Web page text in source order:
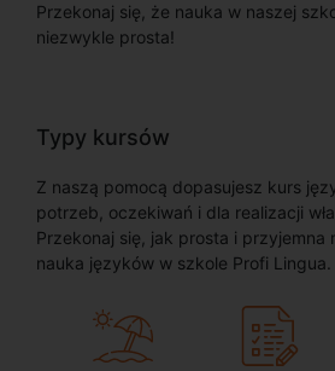
Przekonaj się, że nauka w naszej
niezwykle prosta!
Typy kursów
Z naszą pomocą dopasujesz kurs
potrzeb, oczekiwań i dla realizacji
Przekonaj się, jak prosta i przyjemna
nauka języków w szkole Profi Lingua.